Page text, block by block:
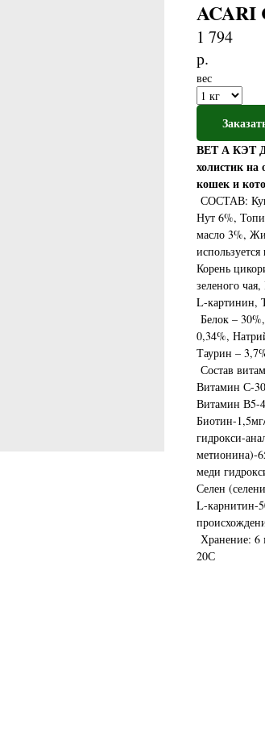
ACARI
1 794
р.
вес
ВЕТ А КЭТ
холистик на
кошек и
СОСТАВ:
Нут 6%,
масло 3%,
Корень
зеленого
L-картинин,
Белок –
0,34%,
Таурин –
Состав
Витамин С-
Витамин В5-
Биотин-
гидрокси-
метионина)-
меди
Селен
L-карнитин-
Хранение: 6
20С